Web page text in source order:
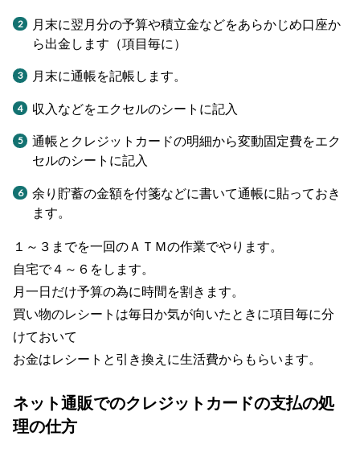
月末に翌月分の予算や積立金などをあらかじめ口座か
ら出金します（項目毎に）
月末に通帳を記帳します。
収入などをエクセルのシートに記入
通帳とクレジットカードの明細から変動固定費をエク
セルのシートに記入
余り貯蓄の金額を付箋などに書いて通帳に貼っておき
ます。
１～３までを一回のＡＴＭの作業でやります。
自宅で４～６をします。
月一日だけ予算の為に時間を割きます。
買い物のレシートは毎日か気が向いたときに項目毎に分
けておいて
お金はレシートと引き換えに生活費からもらいます。
ネット通販でのクレジットカードの支払の処
理の仕方